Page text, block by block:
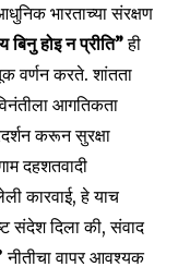
भारताच्या संरक्षण
बिनु होइ न प्रीति”ही
वर्णन करते. शांतता
आगतिकता
करून सुरक्षा
दहशतवादी
कारवाई, हे याच
संदेश दिला की, संवाद
नीतीचा वापर आवश्यक